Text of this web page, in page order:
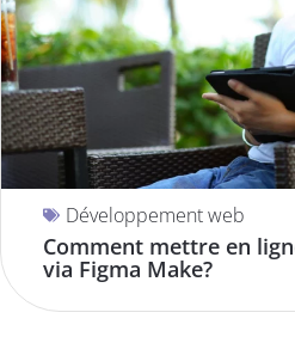
Développement web
Comment mettre en
via Figma Make?